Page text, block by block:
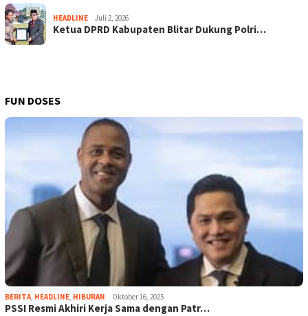
HEADLINE Juli 2, 2026
Ketua DPRD Kabupaten Blitar Dukung Polri…
FUN DOSES
BERITA, HEADLINE, HIBURAN Oktober 16, 2025
PSSI Resmi Akhiri Kerja Sama dengan Patr…